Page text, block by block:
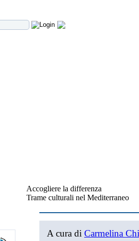
Accogliere la differenza
Trame culturali nel Mediterraneo
A cura di Carmelina